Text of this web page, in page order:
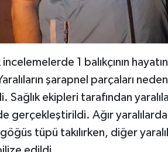
1 balıkçının
şarapnel parçaları
Sağlık ekipleri tarafından
gerçekleştirildi. Ağır
tüpü takılırken, diğer